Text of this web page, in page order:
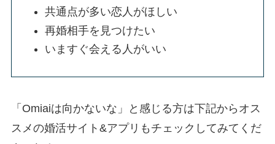
共通点が多い恋人がほしい
再婚相手を見つけたい
いますぐ会える人がいい
「Omiaiは向かないな」と感じる方は下記からオス
スメの婚活サイト&アプリもチェックしてみてくだ